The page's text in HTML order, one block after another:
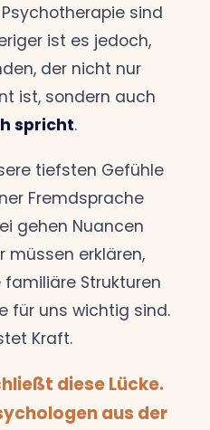
sind
ist es jedoch,
der nicht nur
ist, sondern auch
spricht.
tiefsten Gefühle
Fremdsprache
gehen Nuancen
müssen erklären,
Strukturen
für uns wichtig sind.
Kraft.
diese Lücke.
aus der